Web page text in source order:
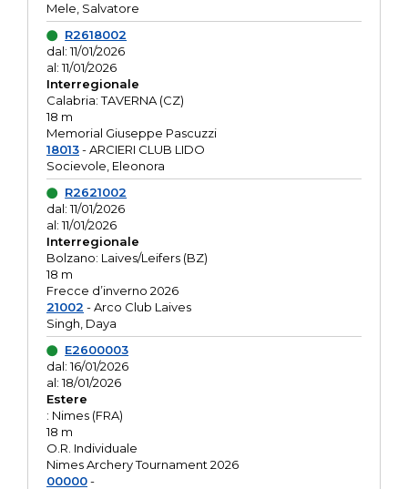
Mele, Salvatore
R2618002
dal: 11/01/2026
al: 11/01/2026
Interregionale
Calabria: TAVERNA (CZ)
18 m
Memorial Giuseppe Pascuzzi
18013- ARCIERI CLUB LIDO
Socievole, Eleonora
R2621002
dal: 11/01/2026
al: 11/01/2026
Interregionale
Bolzano: Laives/Leifers (BZ)
18 m
Frecce d’inverno 2026
21002 - Arco Club Laives
Singh, Daya
E2600003
dal: 16/01/2026
al: 18/01/2026
Estere
: Nimes (FRA)
18 m
O.R. Individuale
Nimes Archery Tournament 2026
00000-